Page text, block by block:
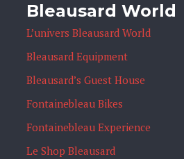
Bleausard World
L’univers Bleausard World
Bleausard Equipment
Bleausard’s Guest House
Fontainebleau Bikes
Fontainebleau Experience
Le Shop Bleausard